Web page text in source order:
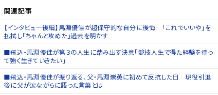
関連記事
【インタビュー後編】馬淵優佳が超保守的な自分に後悔 「これでいいや」を
払拭し「ちゃんと攻めた」過去を明かす
■飛込・馬淵優佳が第３の人生に踏み出す決意「競技人生で得た経験を持っ
て強く生きていきたい」
■飛込・馬淵優佳が振り返る、父・馬淵崇英に初めて反抗した日 現役引退
後に父が涙ながらに語った言葉とは